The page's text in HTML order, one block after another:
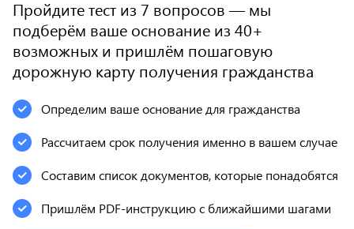
Пройдите тест из 7 вопросов — мы
подберём ваше основание из 40+
возможных и пришлём пошаговую
дорожную карту получения гражданства
Определим ваше основание для гражданства
Рассчитаем срок получения именно в вашем случае
Составим список документов, которые понадобятся
Пришлём PDF-инструкцию с ближайшими шагами